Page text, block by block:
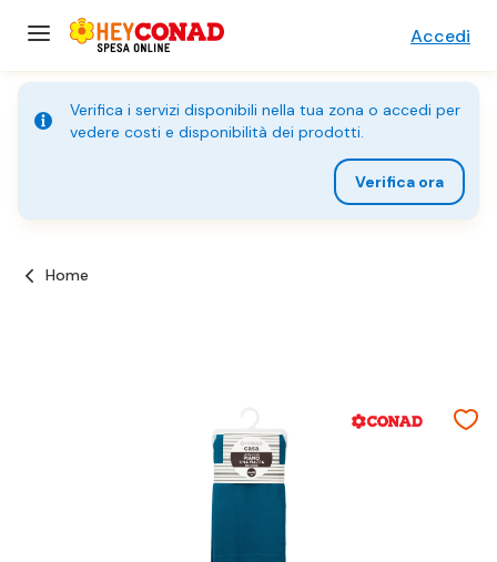
Accedi
Verifica i servizi disponibili nella tua zona o accedi per
vedere costi e disponibilità dei prodotti.
Verifica ora
Home